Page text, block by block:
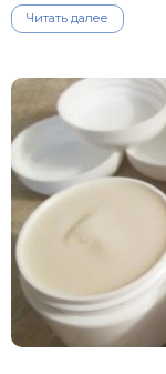
Читать далее